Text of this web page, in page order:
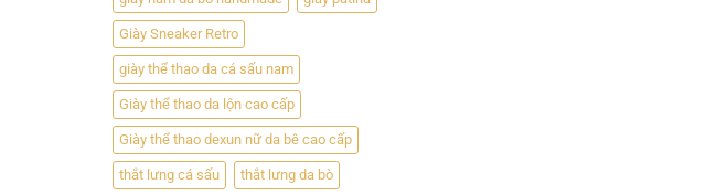
Giày Sneaker Retro
giày thể thao da cá sấu nam
Giày thể thao da lộn cao cấp
Giày thể thao dexun nữ da bê cao cấp
thắt lưng cá sấu thắt lưng da bò